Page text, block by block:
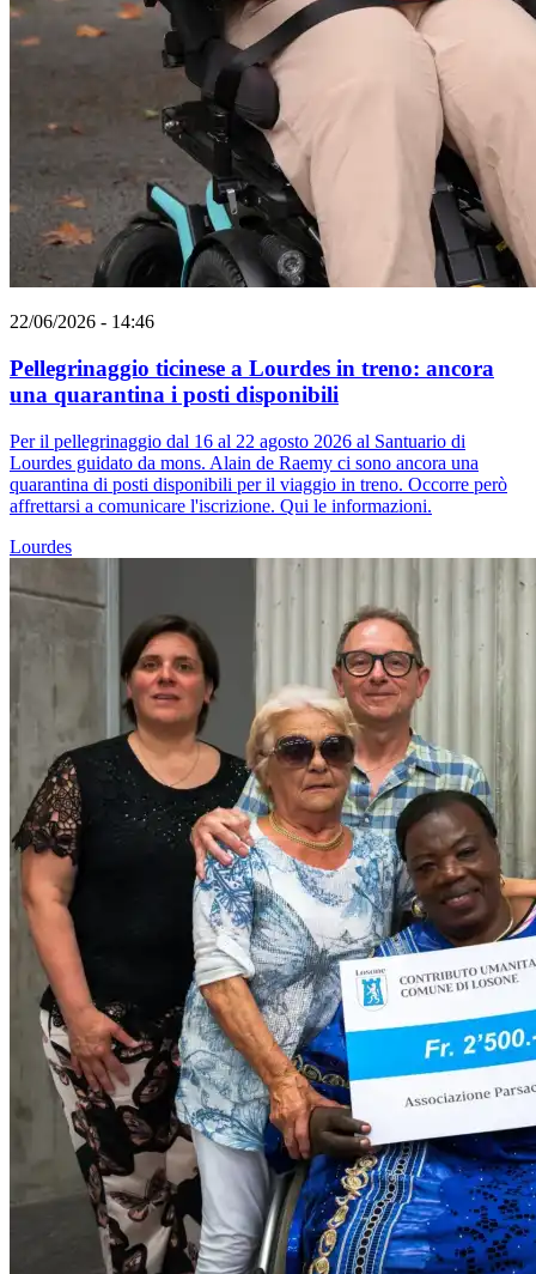
22/06/2026 - 14:46
Pellegrinaggio ticinese a Lourdes in treno: ancora
una quarantina i posti disponibili
Per il pellegrinaggio dal 16 al 22 agosto 2026 al Santuario di
Lourdes guidato da mons. Alain de Raemy ci sono ancora una
quarantina di posti disponibili per il viaggio in treno. Occorre però
affrettarsi a comunicare l'iscrizione. Qui le informazioni.
Lourdes